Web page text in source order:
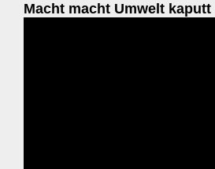
Macht macht Umwelt kaputt